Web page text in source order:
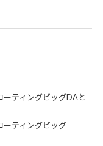
ティングビッグDAと
ティングビッグ